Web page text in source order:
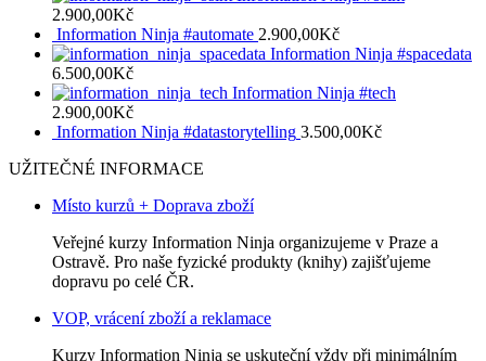
2.900,00Kč
Information Ninja #automate 2.900,00Kč
Information Ninja #spacedata
6.500,00Kč
Information Ninja #tech
2.900,00Kč
Information Ninja #datastorytelling 3.500,00Kč
UŽITEČNÉ INFORMACE
Místo kurzů + Doprava zboží
Veřejné kurzy Information Ninja organizujeme v Praze a
Ostravě. Pro naše fyzické produkty (knihy) zajišťujeme
dopravu po celé ČR.
VOP, vrácení zboží a reklamace
Kurzy Information Ninja se uskuteční vždy při minimálním